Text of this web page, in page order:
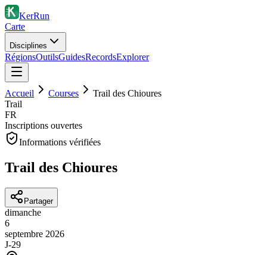
KerRun
Carte
Disciplines
RégionsOutilsGuidesRecordsExplorer
Accueil Courses
Trail des Chioures
Trail
FR
Inscriptions ouvertes
Informations vérifiées
Trail des Chioures
Partager
dimanche
6
septembre 2026
J-29